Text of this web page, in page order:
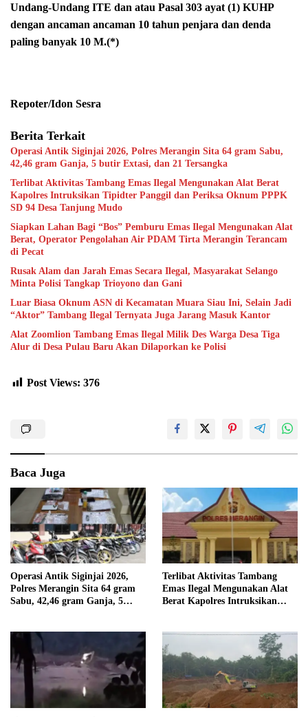
Undang-Undang ITE dan atau Pasal 303 ayat (1) KUHP
dengan ancaman ancaman 10 tahun penjara dan denda
paling banyak 10 M.(*)
Repoter/Idon Sesra
Berita Terkait
Operasi Antik Siginjai 2026, Polres Merangin Sita 64 gram Sabu,
42,46 gram Ganja, 5 butir Extasi, dan 21 Tersangka
Terlibat Aktivitas Tambang Emas Ilegal Mengunakan Alat Berat
Kapolres Intruksikan Tipidter Panggil dan Periksa Oknum PPPK
SD 94 Desa Tanjung Mudo
Siapkan Lahan Bagi “Bos” Pemburu Emas Ilegal Mengunakan Alat
Berat, Operator Pengolahan Air PDAM Tirta Merangin Terancam
di Pecat
Rusak Alam dan Jarah Emas Secara Ilegal, Masyarakat Selango
Minta Polisi Tangkap Trioyono dan Gani
Luar Biasa Oknum ASN di Kecamatan Muara Siau Ini, Selain Jadi
“Aktor” Tambang Ilegal Ternyata Juga Jarang Masuk Kantor
Alat Zoomlion Tambang Emas Ilegal Milik Des Warga Desa Tiga
Alur di Desa Pulau Baru Akan Dilaporkan ke Polisi
Post Views: 376
Baca Juga
Operasi Antik Siginjai 2026,
Polres Merangin Sita 64 gram
Sabu, 42,46 gram Ganja, 5
Terlibat Aktivitas Tambang
Emas Ilegal Mengunakan Alat
Berat Kapolres Intruksikan
Tanjung Mudo